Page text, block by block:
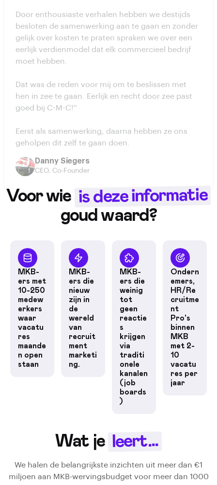
besloten de samenwerking aan te gaan en zonder
gelijk over kosten te praten spraken we over een
eerlijk verdienmodel dat elk commercieel bedrijf
moet hebben.
hen in zee te gaan. Eerlijk en recht door zee past
goed bij C-M-C!”
geholpen dit zelf te gaan doen.
Danny Siegers
CEO, Co-Founder
Voor wie is deze informatie
goud waard?
MKB-
ers met
10-250
medew
erkers
waar
vacatu
res
maande
n open
staan
MKB-
ers die
nieuw
zijn in
de
wereld
van
recruit
ment
marketi
ng.
MKB-
ers die
weinig
tot
geen
reactie
s
krijgen
via
traditi
onele
kanalen
(job
boards
)
Ondern
emers,
HR/Re
cruitme
nt
Pro's
binnen
MKB
met 2-
10
vacatu
res per
jaar
Wat je leert...
We halen de belangrijkste inzichten uit meer dan €1
miljoen aan MKB-wervingsbudget voor meer dan 1000